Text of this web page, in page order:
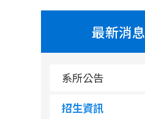
最新消息
系所公告
招生資訊